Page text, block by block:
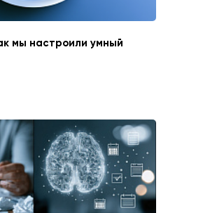
мы настроили умный